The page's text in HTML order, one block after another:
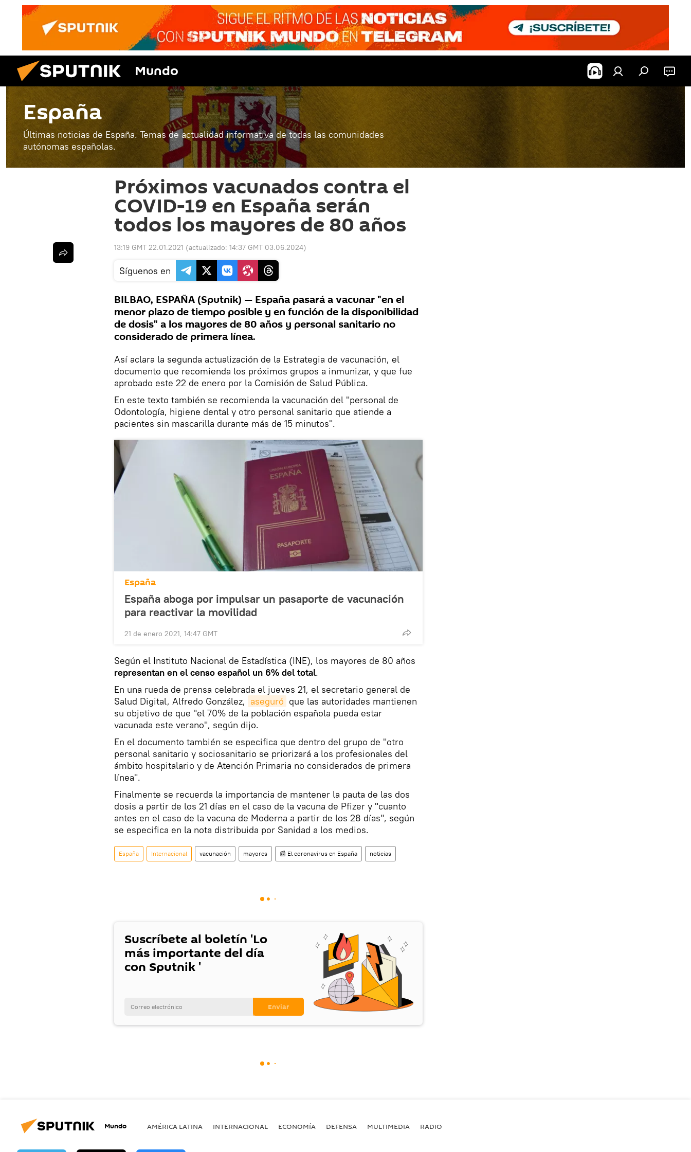
Mundo
España
Últimas noticias de España. Temas de actualidad informativa de todas las comunidades
autónomas españolas.
Próximos vacunados contra el
COVID-19 en España serán
todos los mayores de 80 años
13:19 GMT 22.01.2021 (actualizado: 14:37 GMT 03.06.2024)
Síguenos en
BILBAO, ESPAÑA (Sputnik) — España pasará a vacunar "en el
menor plazo de tiempo posible y en función de la disponibilidad
de dosis" a los mayores de 80 años y personal sanitario no
considerado de primera línea.
Así aclara la segunda actualización de la Estrategia de vacunación, el
documento que recomienda los próximos grupos a inmunizar, y que fue
aprobado este 22 de enero por la Comisión de Salud Pública.
En este texto también se recomienda la vacunación del "personal de
Odontología, higiene dental y otro personal sanitario que atiende a
pacientes sin mascarilla durante más de 15 minutos".
España
España aboga por impulsar un pasaporte de vacunación
para reactivar la movilidad
21 de enero 2021, 14:47 GMT
Según el Instituto Nacional de Estadística (INE), los mayores de 80 años
representan en el censo español un 6% del total.
En una rueda de prensa celebrada el jueves 21, el secretario general de
Salud Digital, Alfredo González, aseguró que las autoridades mantienen
su objetivo de que "el 70% de la población española pueda estar
vacunada este verano", según dijo.
En el documento también se especifica que dentro del grupo de "otro
personal sanitario y sociosanitario se priorizará a los profesionales del
ámbito hospitalario y de Atención Primaria no considerados de primera
línea".
Finalmente se recuerda la importancia de mantener la pauta de las dos
dosis a partir de los 21 días en el caso de la vacuna de Pfizer y "cuanto
antes en el caso de la vacuna de Moderna a partir de los 28 días", según
se especifica en la nota distribuida por Sanidad a los medios.
España Internacional vacunación mayores 📰 El coronavirus en España noticias
Suscríbete al boletín 'Lo
más importante del día
con Sputnik '
Mundo AMÉRICA LATINA INTERNACIONAL ECONOMÍA DEFENSA MULTIMEDIA RADIO